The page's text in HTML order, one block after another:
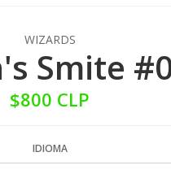
WIZARDS
Smite
$800 CLP
IDIOMA